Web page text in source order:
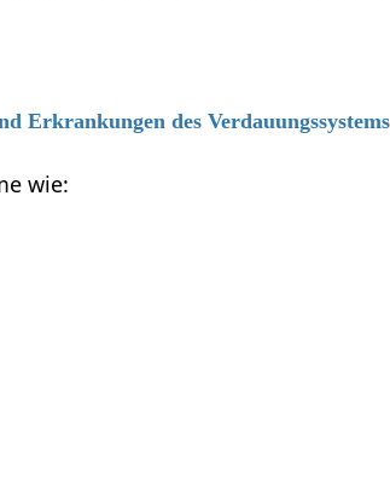
Erkrankungen des Verdauungssystems
wie: